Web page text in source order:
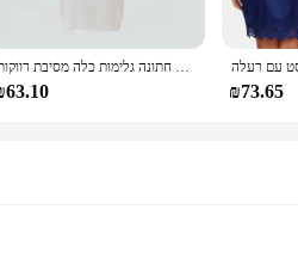
that your child can run, jump,
a focus on durability and ease of
אישית שם תאריך נוצת חלוק כתונת לילה סט הכלה חתונה גלימות כלה מסיבת רווקות Preparewear
₪73.65